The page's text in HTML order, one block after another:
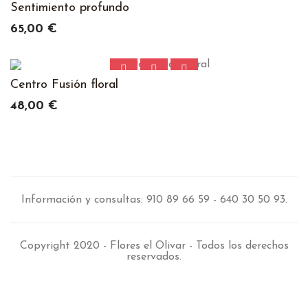
Sentimiento profundo
Precio
65,00 €
Centro Fusión floral
Precio
48,00 €
Información y consultas: 910 89 66 59 - 640 30 50 93.
Copyright 2020 - Flores el Olivar - Todos los derechos
reservados.